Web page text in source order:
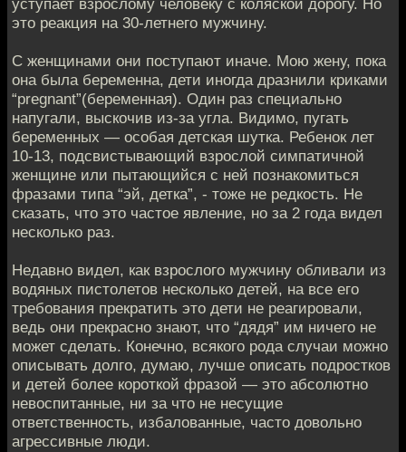
уступает взрослому человеку с коляской дорогу. Но
это реакция на 30-летнего мужчину.
С женщинами они поступают иначе. Мою жену, пока
она была беременна, дети иногда дразнили криками
“pregnant”(беременная). Один раз специально
напугали, выскочив из-за угла. Видимо, пугать
беременных — особая детская шутка. Ребенок лет
10-13, подсвистывающий взрослой симпатичной
женщине или пытающийся с ней познакомиться
фразами типа “эй, детка”, - тоже не редкость. Не
сказать, что это частое явление, но за 2 года видел
несколько раз.
Недавно видел, как взрослого мужчину обливали из
водяных пистолетов несколько детей, на все его
требования прекратить это дети не реагировали,
ведь они прекрасно знают, что “дядя” им ничего не
может сделать. Конечно, всякого рода случаи можно
описывать долго, думаю, лучше описать подростков
и детей более короткой фразой — это абсолютно
невоспитанные, ни за что не несущие
ответственность, избалованные, часто довольно
агрессивные люди.